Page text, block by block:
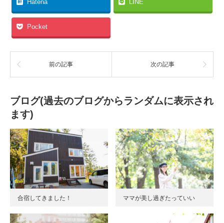
Hatena LINE
Pocket
前の記事 次の記事
ブログ(過去のブログからランダムに表示され
ます)
合宿してきました！ ママが美し過ぎたっていい